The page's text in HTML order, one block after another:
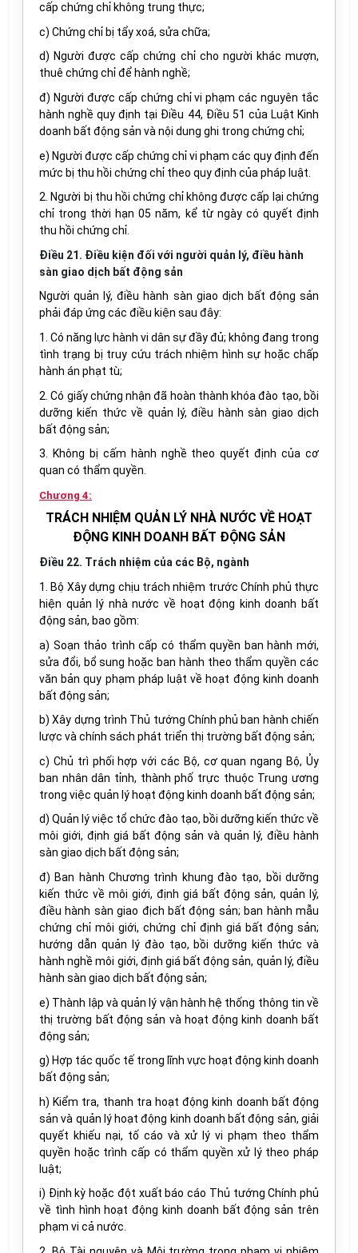
cấp chứng chỉ không trung thực;
c) Chứng chỉ bị tẩy xoá, sửa chữa;
d) Người được cấp chứng chỉ cho người khác mượn,
thuê chứng chỉ để hành nghề;
đ) Người được cấp chứng chỉ vi phạm các nguyên tắc
hành nghề quy định tại Điều 44, Điều 51 của Luật Kinh
doanh bất động sản và nội dung ghi trong chứng chỉ;
e) Người được cấp chứng chỉ vi phạm các quy định đến
mức bị thu hồi chứng chỉ theo quy định của pháp luật.
2. Người bị thu hồi chứng chỉ không được cấp lại chứng
chỉ trong thời hạn 05 năm, kể từ ngày có quyết định
thu hồi chứng chỉ.
Điều 21. Điều kiện đối với người quản lý, điều hành
sàn giao dịch bất động sản
Người quản lý, điều hành sàn giao dịch bất động sản
phải đáp ứng các điều kiện sau đây:
1. Có năng lực hành vi dân sự đầy đủ; không đang trong
tình trạng bị truy cứu trách nhiệm hình sự hoặc chấp
hành án phạt tù;
2. Có giấy chứng nhận đã hoàn thành khóa đào tạo, bồi
dưỡng kiến thức về quản lý, điều hành sàn giao dịch
bất động sản;
3. Không bị cấm hành nghề theo quyết định của cơ
quan có thẩm quyền.
Chương 4:
TRÁCH NHIỆM QUẢN LÝ NHÀ NƯỚC VỀ HOẠT
ĐỘNG KINH DOANH BẤT ĐỘNG SẢN
Điều 22. Trách nhiệm của các Bộ, ngành
1. Bộ Xây dựng chịu trách nhiệm trước Chính phủ thực
hiện quản lý nhà nước về hoạt động kinh doanh bất
động sản, bao gồm:
a) Soạn thảo trình cấp có thẩm quyền ban hành mới,
sửa đổi, bổ sung hoặc ban hành theo thẩm quyền các
văn bản quy phạm pháp luật về hoạt động kinh doanh
bất động sản;
b) Xây dựng trình Thủ tướng Chính phủ ban hành chiến
lược và chính sách phát triển thị trường bất động sản;
c) Chủ trì phối hợp với các Bộ, cơ quan ngang Bộ, Ủy
ban nhân dân tỉnh, thành phố trực thuộc Trung ương
trong việc quản lý hoạt động kinh doanh bất động sản;
d) Quản lý việc tổ chức đào tạo, bồi dưỡng kiến thức về
môi giới, định giá bất động sản và quản lý, điều hành
sàn giao dịch bất động sản;
đ) Ban hành Chương trình khung đào tạo, bồi dưỡng
kiến thức về môi giới, định giá bất động sản, quản lý,
điều hành sàn giao địch bất động sản; ban hành mẫu
chứng chỉ môi giới, chứng chỉ định giá bất động sản;
hướng dẫn quản lý đào tạo, bồi dưỡng kiến thức và
hành nghề môi giới, định giá bất động sản, quản lý, điều
hành sàn giao dịch bất động sản;
e) Thành lập và quản lý vận hành hệ thống thông tin về
thị trường bất động sản và hoạt động kinh doanh bất
động sản;
g) Hợp tác quốc tế trong lĩnh vực hoạt động kinh doanh
bất động sản;
h) Kiểm tra, thanh tra hoạt động kinh doanh bất động
sản và quản lý hoạt động kinh doanh bất động sản, giải
quyết khiếu nại, tố cáo và xử lý vi phạm theo thẩm
quyền hoặc trình cấp có thẩm quyền xử lý theo pháp
luật;
i) Định kỳ hoặc đột xuất báo cáo Thủ tướng Chính phủ
về tình hình hoạt động kinh doanh bất động sản trên
phạm vi cả nước.